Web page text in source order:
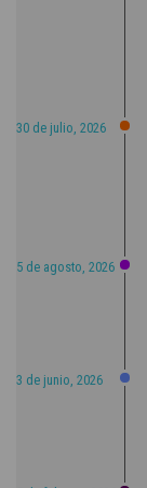
30 de julio, 2026
5 de agosto, 2026
3 de junio, 2026